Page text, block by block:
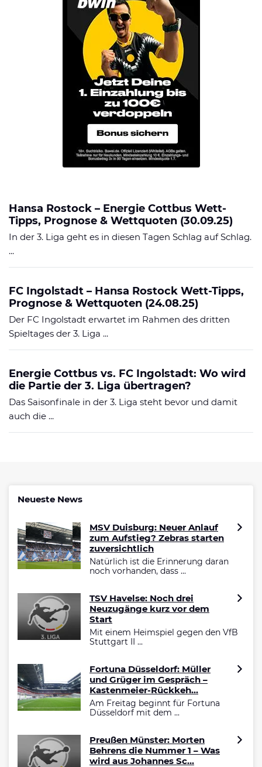
Hansa Rostock – Energie Cottbus Wett-
Tipps, Prognose & Wettquoten (30.09.25)
In der 3. Liga geht es in diesen Tagen Schlag auf Schlag.
...
FC Ingolstadt – Hansa Rostock Wett-Tipps,
Prognose & Wettquoten (24.08.25)
Der FC Ingolstadt erwartet im Rahmen des dritten
Spieltages der 3. Liga ...
Energie Cottbus vs. FC Ingolstadt: Wo wird
die Partie der 3. Liga übertragen?
Das Saisonfinale in der 3. Liga steht bevor und damit
auch die ...
Neueste News
MSV Duisburg: Neuer Anlauf
zum Aufstieg? Zebras starten
zuversichtlich
Natürlich ist die Erinnerung daran
noch vorhanden, dass ...
TSV Havelse: Noch drei
Neuzugänge kurz vor dem
Start
Mit einem Heimspiel gegen den VfB
Stuttgart II ...
Fortuna Düsseldorf: Müller
und Grüger im Gespräch –
Kastenmeier-Rückkeh...
Am Freitag beginnt für Fortuna
Düsseldorf mit dem ...
Preußen Münster: Morten
Behrens die Nummer 1 – Was
wird aus Johannes Sc...